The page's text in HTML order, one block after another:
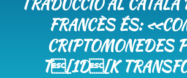
FRANCÈS ÉS:
CRIPTOMONEDES
T[1D[K